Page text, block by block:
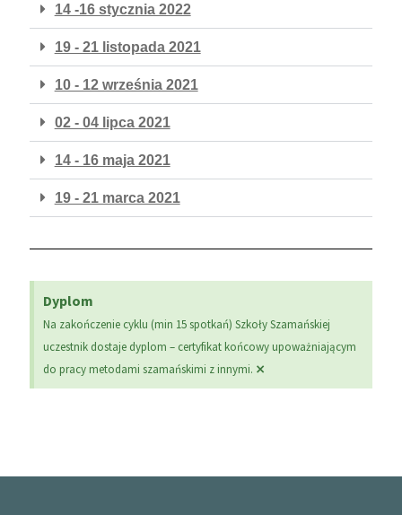
14 -16 stycznia 2022
19 - 21 listopada 2021
10 - 12 września 2021
02 - 04 lipca 2021
14 - 16 maja 2021
19 - 21 marca 2021
Dyplom
Na zakończenie cyklu (min 15 spotkań) Szkoły Szamańskiej
uczestnik dostaje dyplom – certyfikat końcowy upoważniającym
do pracy metodami szamańskimi z innymi. ×